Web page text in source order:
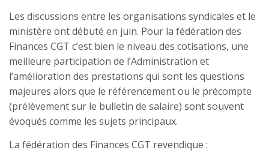
Les discussions entre les organisations syndicales et le
ministère ont débuté en juin. Pour la fédération des
Finances CGT c’est bien le niveau des cotisations, une
meilleure participation de l’Administration et
l’amélioration des prestations qui sont les questions
majeures alors que le référencement ou le précompte
(prélèvement sur le bulletin de salaire) sont souvent
évoqués comme les sujets principaux.
La fédération des Finances CGT revendique :